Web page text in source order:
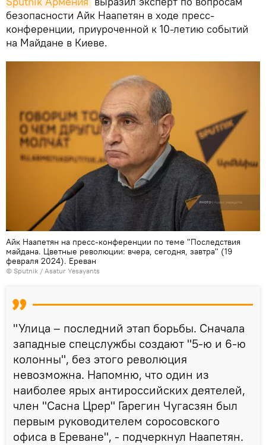
безопасности Айк Наапетян в ходе пресс-
конференции, приуроченной к 10-летию событий
на Майдане в Киеве.
Айк Наапетян на пресс-конференции по теме "Последствия
майдана. Цветные революции: вчера, сегодня, завтра" (19
февраля 2024). Еревaн
© Sputnik / Asatur Yesayants
"Улица – последний этап борьбы. Сначала
западные спецслужбы создают "5-ю и 6-ю
колонны", без этого революция
невозможна. Напомню, что один из
наиболее ярых антироссийских деятелей,
член "Сасна Црер" Гарегин Чугасзян был
первым руководителем соросовского
офиса в Ереване", - подчеркнул Наапетян.